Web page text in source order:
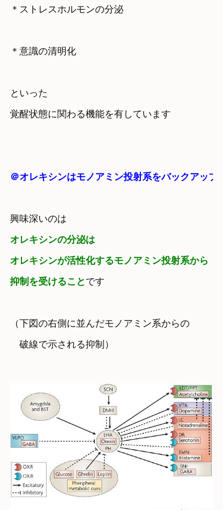
＊ストレスホルモンの分泌
＊意識の清明化
といった
覚醒状態に関わる機能を有しています
＠オレキシンはモノアミン投射系をバックアップ
興味深いのは
オレキシンの分泌は
オレキシンが活性化するモノアミン投射系から
抑制を受けることです
（下図の右側に並んだモノアミン系からの
破線で示される抑制）